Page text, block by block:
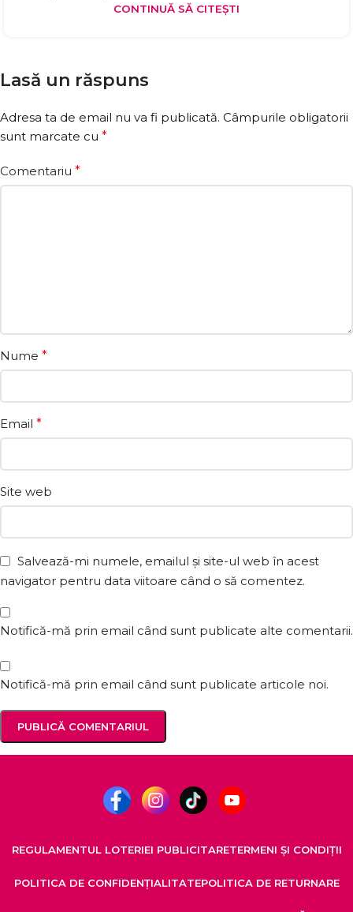
CONTINUĂ SĂ CITEȘTI
Lasă un răspuns
Adresa ta de email nu va fi publicată. Câmpurile obligatorii
sunt marcate cu *
Comentariu *
Nume *
Email *
Site web
Salvează-mi numele, emailul și site-ul web în acest
navigator pentru data viitoare când o să comentez.
Notifică-mă prin email când sunt publicate alte comentarii.
Notifică-mă prin email când sunt publicate articole noi.
REGULAMENTUL LOTERIEI PUBLICITARETERMENI ȘI CONDIȚII
POLITICA DE CONFIDENȚIALITATEPOLITICA DE RETURNARE